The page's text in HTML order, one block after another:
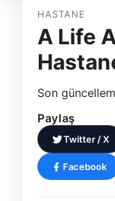
HASTANE
A Life
Son
Paylaş
Twitter / X
Facebook